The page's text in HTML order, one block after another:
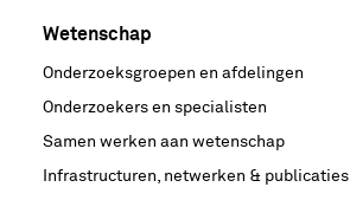
Wetenschap
Onderzoeksgroepen en afdelingen
Onderzoekers en specialisten
Samen werken aan wetenschap
Infrastructuren, netwerken & publicaties